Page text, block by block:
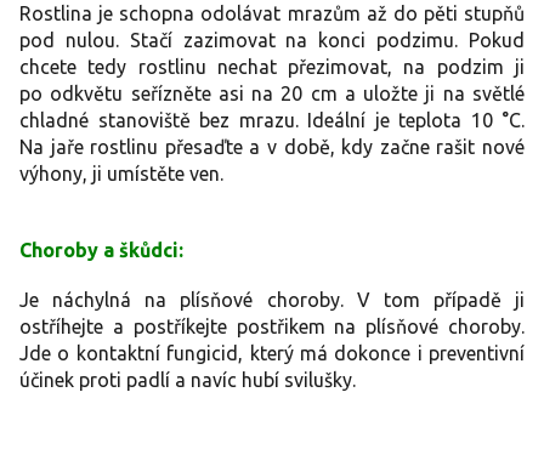
Rostlina je schopna odolávat mrazům až do pěti stupňů
pod nulou. Stačí zazimovat na konci podzimu. Pokud
chcete tedy rostlinu nechat přezimovat, na podzim ji
po odkvětu seřízněte asi na 20 cm a uložte ji na světlé
chladné stanoviště bez mrazu. Ideální je teplota 10 °C.
Na jaře rostlinu přesaďte a v době, kdy začne rašit nové
výhony, ji umístěte ven.
Choroby a škůdci:
Je náchylná na plísňové choroby. V tom případě ji
ostříhejte a postříkejte postřikem na plísňové choroby.
Jde o kontaktní fungicid, který má dokonce i preventivní
účinek proti padlí a navíc hubí svilušky.